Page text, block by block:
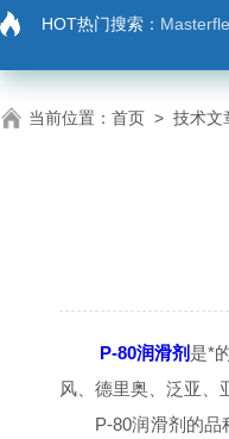
HOT热门搜索：
当前位置： 首页 > 技术文
P-80润滑剂 是*
风、德里奥、泛亚、
P-80润滑剂的品种